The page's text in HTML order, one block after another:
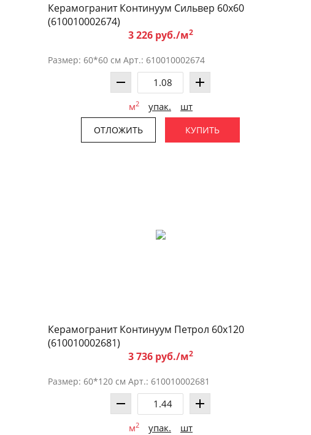
Керамогранит Континуум Сильвер 60x60
(610010002674)
3 226 руб./м2
Размер: 60*60 см Арт.: 610010002674
м2 упак. шт
ОТЛОЖИТЬ КУПИТЬ
Керамогранит Континуум Петрол 60x120
(610010002681)
3 736 руб./м2
Размер: 60*120 см Арт.: 610010002681
м2 упак. шт